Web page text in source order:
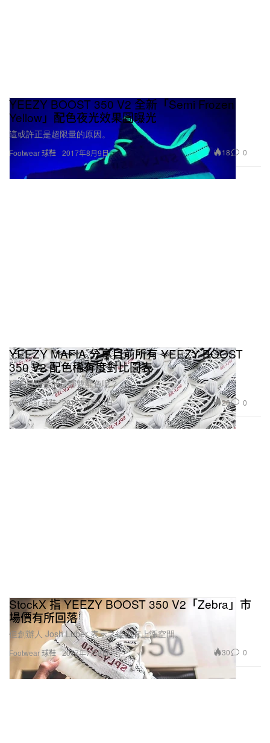
Footwear 球鞋
YEEZY BOOST 350 V2 全新「Semi Frozen
Yellow」配色夜光效果圖曝光
這或許正是超限量的原因。
2017年8月9日 18 0
Footwear 球鞋
YEEZY MAFIA 分享目前所有 YEEZY BOOST
350 V2 配色稀有度對比圖表
現在最限量的是哪雙配色呢？
2017年7月13日 26 0
Footwear 球鞋
StockX 指 YEEZY BOOST 350 V2「Zebra」市
場價有所回落
但創辦人 Josh Luber 表示之後仍有上漲空間。
2017年7月8日 30 0